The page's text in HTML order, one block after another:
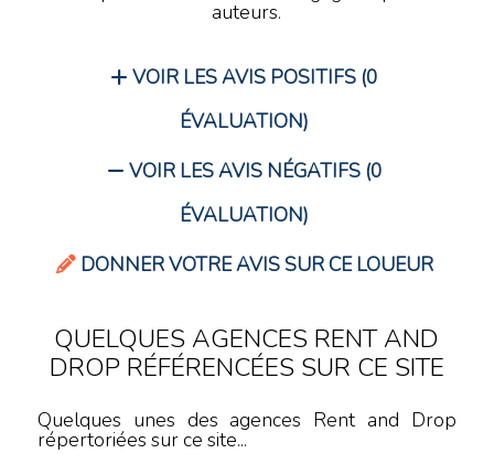
auteurs.
VOIR LES AVIS POSITIFS (0
ÉVALUATION)
VOIR LES AVIS NÉGATIFS (0
ÉVALUATION)
DONNER VOTRE AVIS SUR CE LOUEUR
QUELQUES AGENCES RENT AND
DROP RÉFÉRENCÉES SUR CE SITE
Quelques unes des agences Rent and Drop
répertoriées sur ce site...